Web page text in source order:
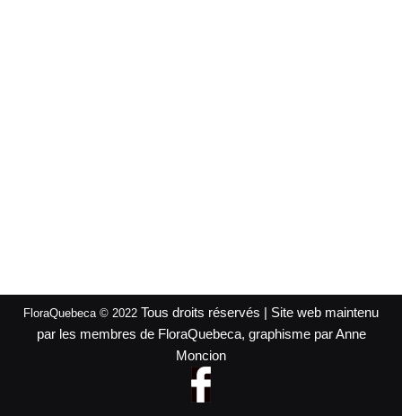
FloraQuebeca © 2022 Tous droits réservés | Site web maintenu
par les membres de FloraQuebeca, graphisme par Anne
Moncion